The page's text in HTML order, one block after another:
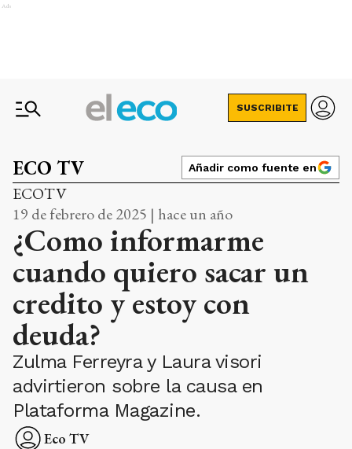
Ads
SUSCRIBITE
ECO TV Añadir como fuente en
ECOTV
19 de febrero de 2025 | hace un año
¿Como informarme
cuando quiero sacar un
credito y estoy con
deuda?
Zulma Ferreyra y Laura visori
advirtieron sobre la causa en
Plataforma Magazine.
Eco TV